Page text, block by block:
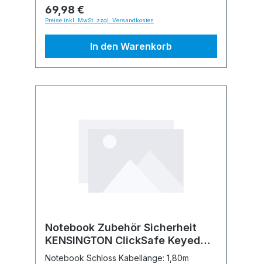
69,98 €
Preise inkl. MwSt. zzgl. Versandkosten
In den Warenkorb
Notebook Zubehör Sicherheit
KENSINGTON ClickSafe Keyed
Lock
Notebook Schloss Kabellänge: 1,80m